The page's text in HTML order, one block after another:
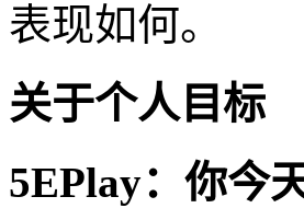
表现如何。
关于个人目标
5EPlay：你今